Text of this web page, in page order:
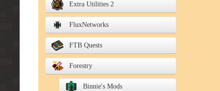
Extra Utilities 2
FluxNetworks
FTB Quests
Forestry
Binnie's Mods